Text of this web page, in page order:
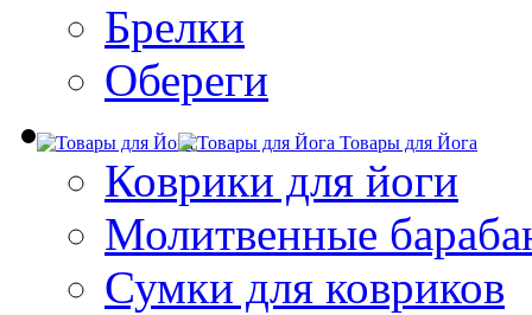
Брелки
Обереги
Товары для Йога
Коврики для йоги
Молитвенные
Сумки для ковриков